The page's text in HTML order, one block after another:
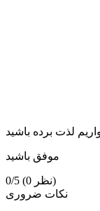
موفق باشید
0/5
(0 نظر)
نکات ضروری